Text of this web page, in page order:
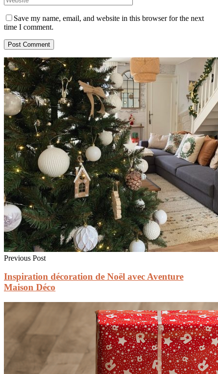
Save my name, email, and website in this browser for the next
time I comment.
Previous Post
Inspiration décoration de Noël avec Aventure
Maison Déco